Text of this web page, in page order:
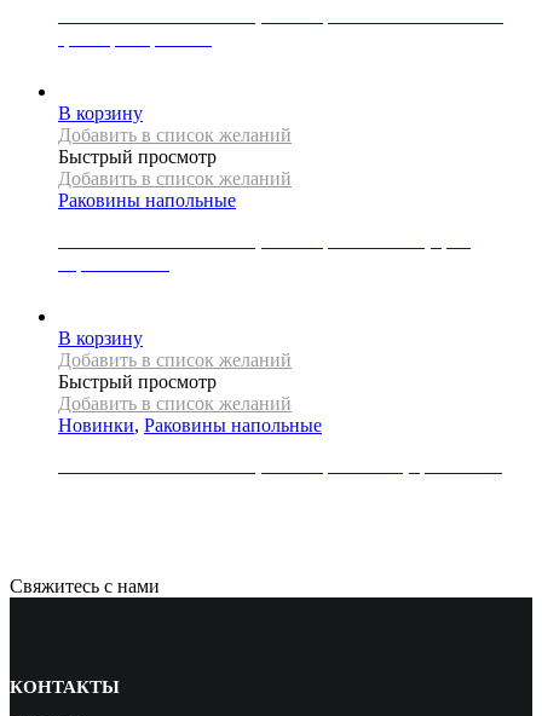
В корзину
Добавить в список желаний
Быстрый просмотр
Добавить в список желаний
Раковины напольные
В корзину
Добавить в список желаний
Быстрый просмотр
Добавить в список желаний
Новинки, Раковины напольные
Свяжитесь с нами
КОНТАКТЫ